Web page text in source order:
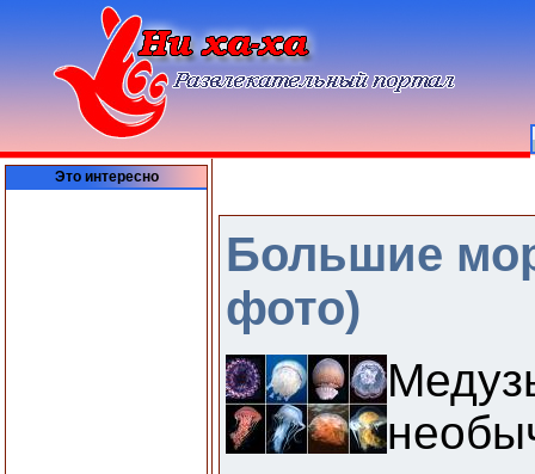
Это интересно
Большие
фото)